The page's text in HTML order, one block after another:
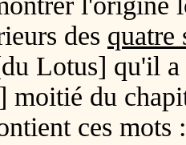
des quatre
Lotus] qu'il a
moitié du
ces mots :